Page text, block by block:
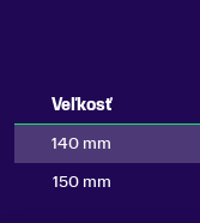
Veľkosť
140 mm
150 mm